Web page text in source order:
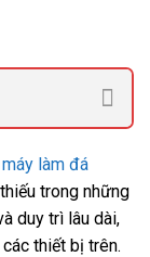
máy làm đá
trong những
duy trì lâu dài,
thiết bị trên.